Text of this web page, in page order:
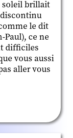
soleil brillait
le dit
ce ne
difficiles
vous aussi
aller vous